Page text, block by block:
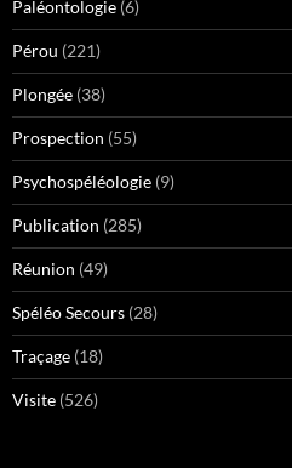
Paléontologie (6)
Pérou (221)
Plongée (38)
Prospection (55)
Psychospéléologie (9)
Publication (285)
Réunion (49)
Spéléo Secours (28)
Traçage (18)
Visite (526)